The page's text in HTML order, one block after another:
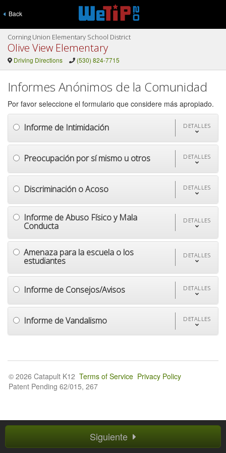
Back
Corning Union Elementary School District
Olive View Elementary
Driving Directions (530) 824-7715
Informes Anónimos de la Comunidad
Por favor seleccione el formulario que considere más apropiado.
Informe de Intimidación DETALLES
Preocupación por sí mismo u otros DETALLES
Discriminación o Acoso DETALLES
Informe de Abuso Físico y Mala
Conducta
DETALLES
Amenaza para la escuela o los
estudiantes
DETALLES
Informe de Consejos/Avisos DETALLES
Informe de Vandalismo DETALLES
Siguiente
© 2026 Catapult K12 Terms of Service Privacy Policy
Patent Pending 62/015, 267